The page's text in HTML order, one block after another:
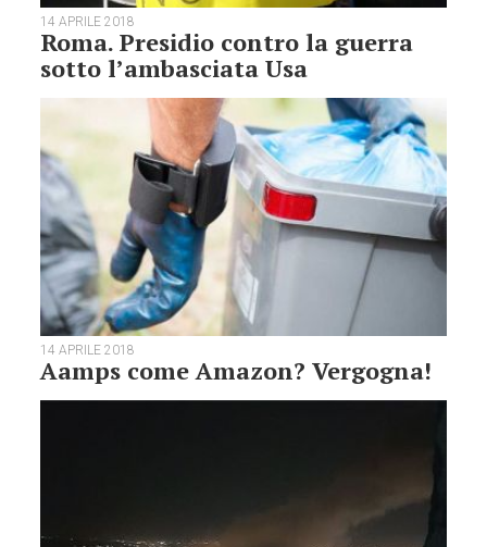
14 APRILE 2018
Roma. Presidio contro la guerra
sotto l’ambasciata Usa
14 APRILE 2018
Aamps come Amazon? Vergogna!